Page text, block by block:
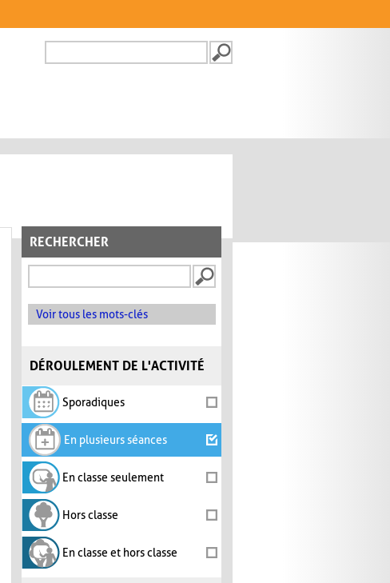
FORMULAIRE DE
RECHERCHER
Voir tous les mots-clés
DÉROULEMENT DE L'ACTIVITÉ
Sporadiques
En plusieurs séances
En classe seulement
Hors classe
En classe et hors classe